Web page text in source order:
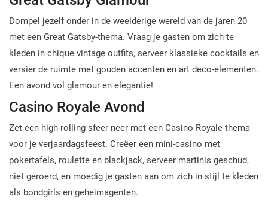
Dompel jezelf onder in de weelderige wereld van de jaren 20
met een Great Gatsby-thema. Vraag je gasten om zich te
kleden in chique vintage outfits, serveer klassieke cocktails en
versier de ruimte met gouden accenten en art deco-elementen.
Een avond vol glamour en elegantie!
Casino Royale Avond
Zet een high-rolling sfeer neer met een Casino Royale-thema
voor je verjaardagsfeest. Creëer een mini-casino met
pokertafels, roulette en blackjack, serveer martinis geschud,
niet geroerd, en moedig je gasten aan om zich in stijl te kleden
als bondgirls en geheimagenten.